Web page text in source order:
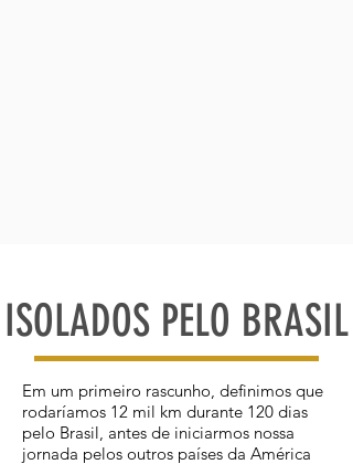
ISOLADOS PELO BRASIL
Em um primeiro rascunho, definimos que
rodaríamos 12 mil km durante 120 dias
pelo Brasil, antes de iniciarmos nossa
jornada pelos outros países da América